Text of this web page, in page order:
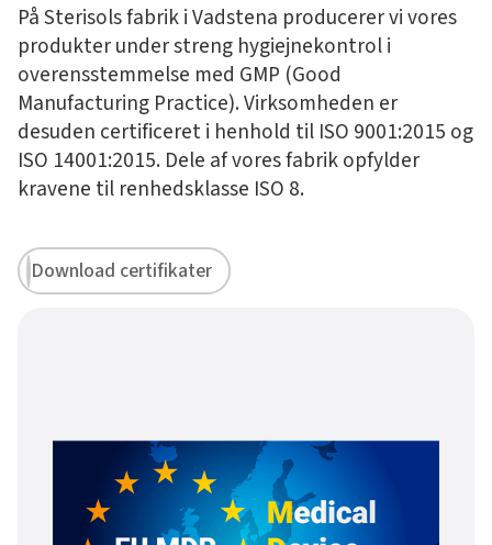
På Sterisols fabrik i Vadstena producerer vi vores
produkter under streng hygiejnekontrol i
overensstemmelse med GMP (Good
Manufacturing Practice). Virksomheden er
desuden certificeret i henhold til ISO 9001:2015 og
ISO 14001:2015. Dele af vores fabrik opfylder
kravene til renhedsklasse ISO 8.
Download certifikater